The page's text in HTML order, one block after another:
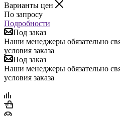
Варианты цен
По запросу
Подробности
Под заказ
Наши менеджеры обязательно
условия заказа
Под заказ
Наши менеджеры обязательно
условия заказа